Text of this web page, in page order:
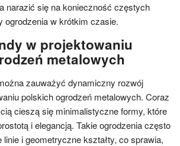
narazić się na konieczność częstych
ogrodzenia w krótkim czasie.
w projektowaniu
metalowych
zauważyć dynamiczny rozwój
polskich ogrodzeń metalowych. Coraz
cieszą się minimalistyczne formy, które
i elegancją. Takie ogrodzenia często
i geometryczne kształty, co sprawia,